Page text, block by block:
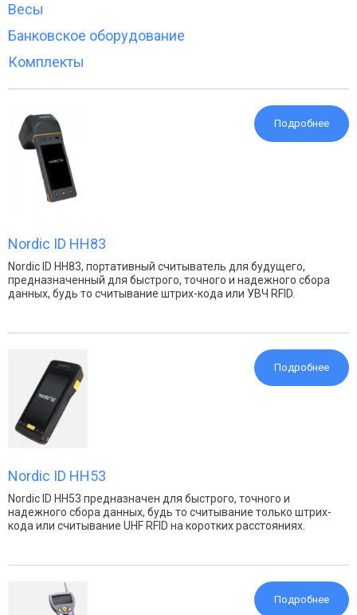
Весы
Банковское оборудование
Комплекты
Подробнее
Nordic ID HH83
Nordic ID HH83, портативный считыватель для будущего,
предназначенный для быстрого, точного и надежного сбора
данных, будь то считывание штрих-кода или УВЧ RFID.
Подробнее
Nordic ID HH53
Nordic ID HH53 предназначен для быстрого, точного и
надежного сбора данных, будь то считывание только штрих-
кода или считывание UHF RFID на коротких расстояниях.
Подробнее